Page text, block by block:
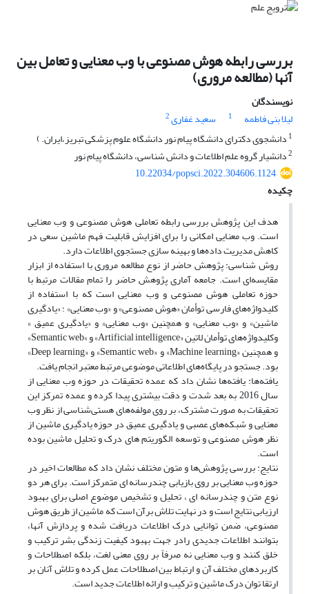
بررسی رابطه هوش مصنوعی با وب معنایی و تعامل بین
آنها (مطالعه مروری)
نویسندگان
لیلا بنی فاطمه
1 سعید غفاری2
1 دانشجوی دکترای دانشگاه پیام نور دانشگاه علوم پزشکی تبریز،ایران. )
2دانشیار گروه علم اطلاعات و دانش شناسی، دانشگاه پیام نور
10.22034/popsci.2022.304606.1124
چکیده
هدف این پژوهش بررسی رابطه تعاملی هوش مصنوعی و وب معنایی
است. وب معنایی امکانی را برای افزایش قابلیت فهم ماشین سعی در
کاهش مدیریت داده‌ها و بهینه سازی جستجوی اطلاعات دارد.
روش شناسی: پژوهش حاضر از نوع مطالعه مروری با استفاده از ابزار
مقایسه‌ای است. جامعه آماری پژوهش حاضر را تمام مقالات مرتبط با
حوزه تعاملی هوش مصنوعی و وب معنایی است که با استفاده از
کلیدواژه‌های فارسی توأمان «هوش مصنوعی» و «وب معنایی» ؛ «یادگیری
ماشین» و «وب معنایی» و همچنین «وب معنایی» و «یادگیری عمیق »
وکلیدواژه‌های توأمان لاتین «Artificial intelligence» و »Semantic web»
و همچنین «Machine learning» و «Semantic web» و «Deep learning»
بود. جستجو در پایگاه‌های اطلاعاتی موضوعی مرتبط معتبر انجام یافت.
یافته‌ها: یافته‌ها نشان داد که عمده تحقیقات در حوزه وب معنایی از
سال 2016 به بعد شدت و دقت بیشتری پیدا کرده و عمده تمرکز این
تحقیقات به صورت مشترک، بر روی مولفه‌های هستی‌شناسی از نظر وب
معنایی و شبکه‌های عصبی و یادگیری عمیق در حوزه یادگیری ماشین از
نظر هوش مصنوعی و توسعه الگوریتم های درک و تحلیل ماشین بوده
است.
نتایج: بررسی پژوهش‌ها و متون مختلف نشان داد که مطالعات اخیر در
حوزه وب معنایی بر روی بازیابی چندرسانه ای متمرکز است. برای هر دو
نوع متن و چندرسانه ای ، تحلیل و تشخیص موضوع اصلی برای بهبود
ارزیابی نتایج است و در نهایت تلاش برآن است که ماشین از طریق هوش
مصنوعی، ضمن توانایی درک اطلاعات دریافت شده و پردازش آنها،
بتوانند اطلاعات جدیدی رادر جهت بهبود کیفیت زندگی بشر ترکیب و
خلق کنند و وب معنایی نه صرفاً بر روی معنی لغت، بلکه اصطلاحات و
کاربردهای مختلف آن و ارتباط بین اصطلاحات عمل کرده و تلاش آنان بر
ارتقا توان درک ماشین و ترکیب و ارائه اطلاعات جدید است.